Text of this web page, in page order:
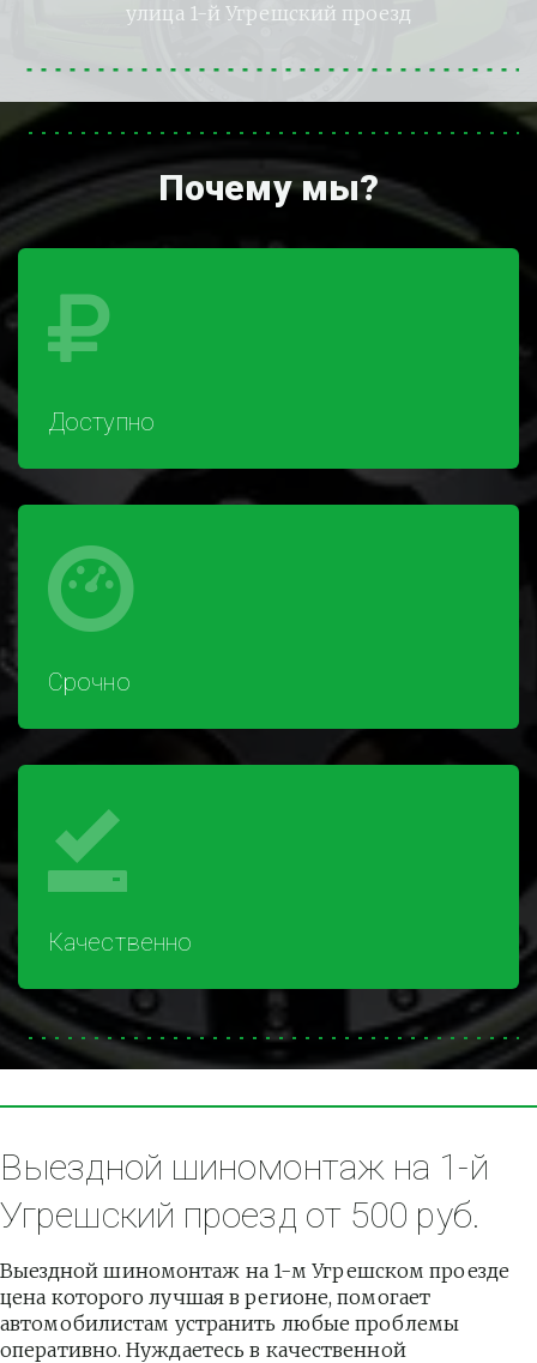
улица 1-й Угрешский проезд
Почему мы?
Доступно
Срочно
Качественно
Выездной шиномонтаж на 1-й
Угрешский проезд от 500 руб.
Выездной шиномонтаж на 1-м Угрешском проезде
цена которого лучшая в регионе, помогает
автомобилистам устранить любые проблемы
оперативно. Нуждаетесь в качественной